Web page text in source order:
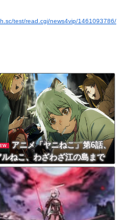
test/read.cgi/news4vip/1461093786/
アニメ「ヤニねこ」第6話、
ルねこ、わざわざ江の島まで
ってゲロを吐くｗｗｗｗ【感
】